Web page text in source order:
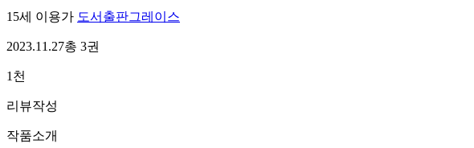
15세 이용가 도서출판그레이스
2023.11.27총 3권
1천
리뷰작성
작품소개